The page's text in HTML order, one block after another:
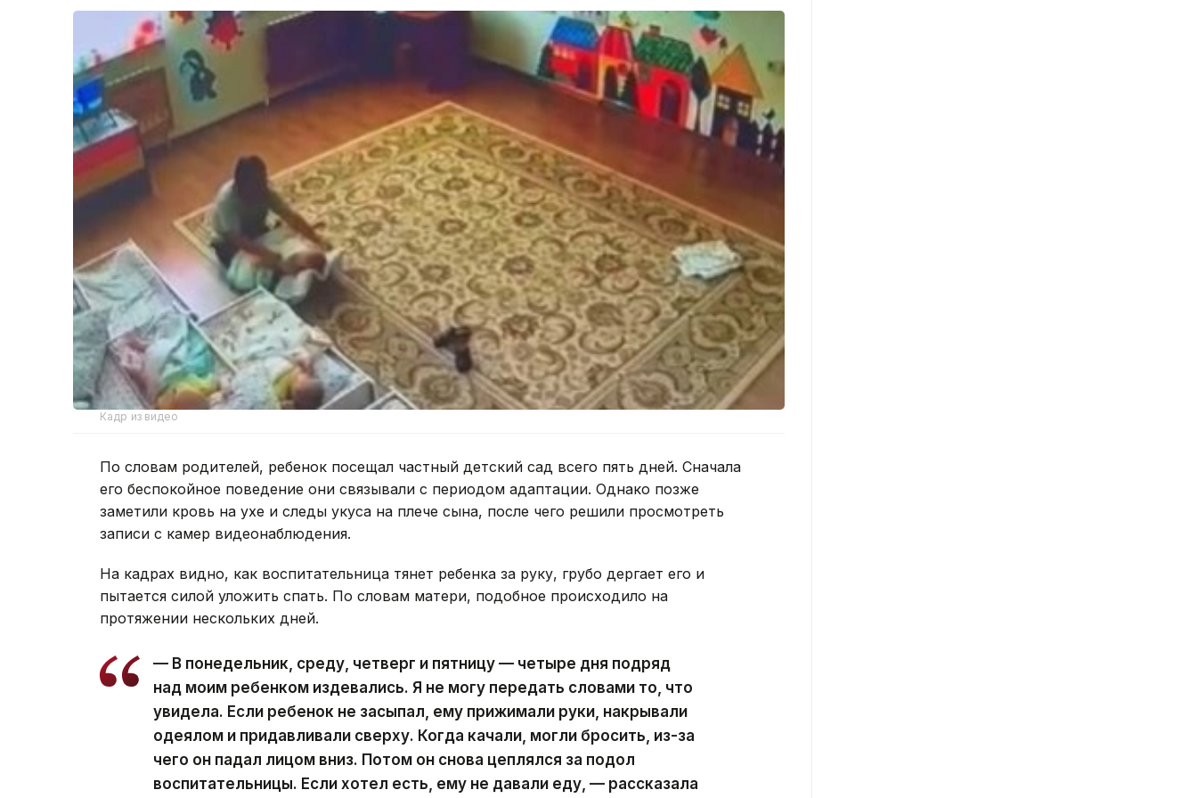
Кадр из видео
По словам родителей, ребенок посещал частный детский сад всего пять дней. Сначала
его беспокойное поведение они связывали с периодом адаптации. Однако позже
заметили кровь на ухе и следы укуса на плече сына, после чего решили просмотреть
записи с камер видеонаблюдения.
На кадрах видно, как воспитательница тянет ребенка за руку, грубо дергает его и
пытается силой уложить спать. По словам матери, подобное происходило на
протяжении нескольких дней.
— В понедельник, среду, четверг и пятницу — четыре дня подряд
над моим ребенком издевались. Я не могу передать словами то, что
увидела. Если ребенок не засыпал, ему прижимали руки, накрывали
одеялом и придавливали сверху. Когда качали, могли бросить, из-за
чего он падал лицом вниз. Потом он снова цеплялся за подол
воспитательницы. Если хотел есть, ему не давали еду, — рассказала